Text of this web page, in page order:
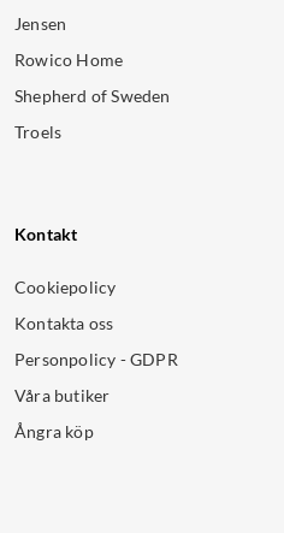
Jensen
Rowico Home
Shepherd of Sweden
Troels
Kontakt
Cookiepolicy
Kontakta oss
Personpolicy - GDPR
Våra butiker
Ångra köp